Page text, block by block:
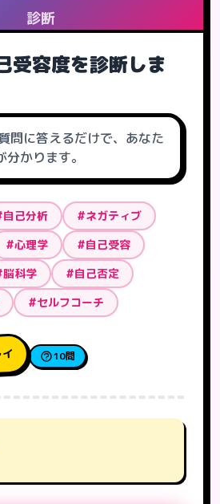
診断
受容度を診断しま
問に答えるだけで、あなた
かります。
己分析
#ネガティブ
#心理学
#自己受容
科学
#自己否定
#セルフコーチ
10問